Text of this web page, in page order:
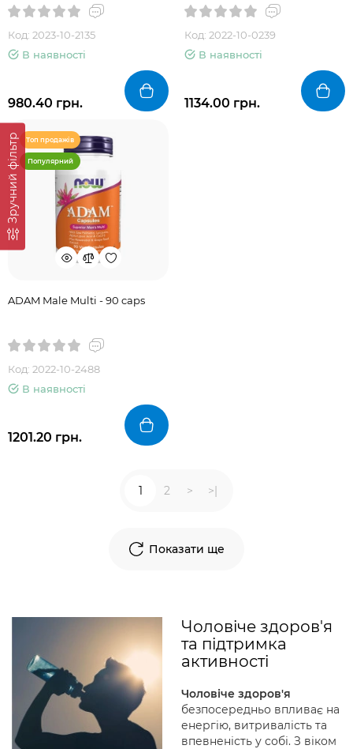
Зручний фільтр
Код: 2023-10-2135
В наявності
980.40 грн.
Код: 2022-10-0239
В наявності
1134.00 грн.
Топ продажів
Популярний
ADAM Male Multi - 90 caps
Код: 2022-10-2488
В наявності
1201.20 грн.
Показати ще
1 2 > >|
Чоловіче здоров'я
та підтримка
активності
Чоловіче здоров'я
безпосередньо впливає на
енергію, витривалість та
впевненість у собі. З віком